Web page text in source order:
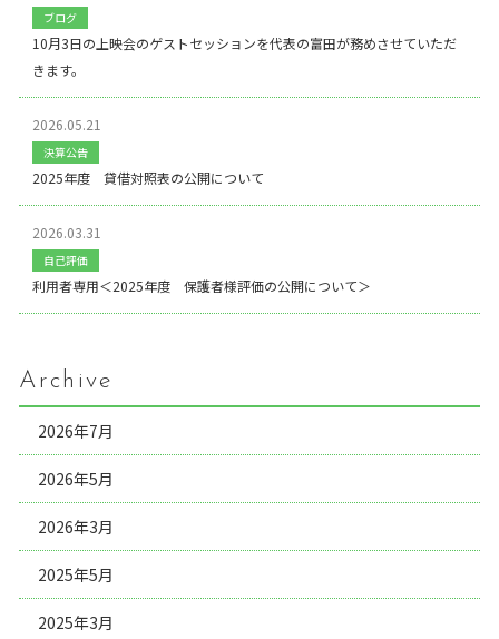
ブログ
10月3日の上映会のゲストセッションを代表の富田が務めさせていただ
きます。
2026.05.21
決算公告
2025年度 貸借対照表の公開について
2026.03.31
自己評価
利用者専用＜2025年度 保護者様評価の公開について＞
Archive
2026年7月
2026年5月
2026年3月
2025年5月
2025年3月